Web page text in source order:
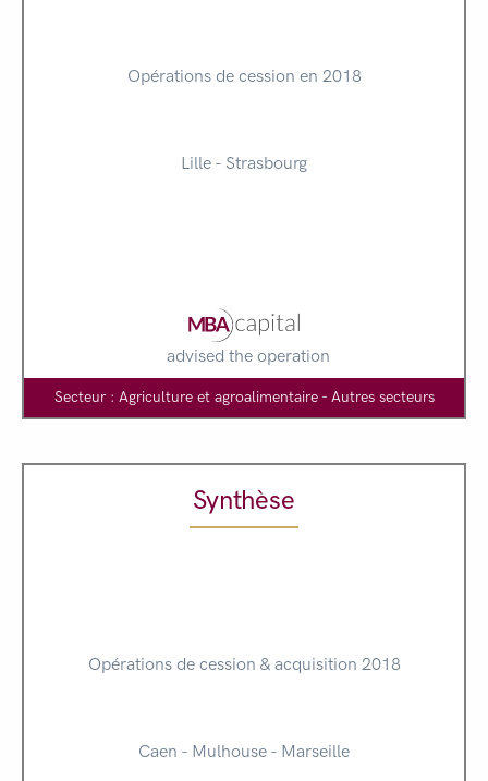
Opérations de cession en 2018
Lille - Strasbourg
advised the operation
Secteur : Agriculture et agroalimentaire - Autres secteurs
Synthèse
Opérations de cession & acquisition 2018
Caen - Mulhouse - Marseille